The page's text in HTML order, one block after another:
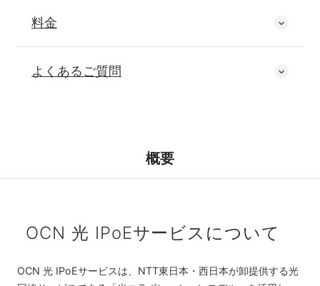
料金
よくあるご質問
概要
OCN 光 IPoEサービスについて
OCN 光 IPoEサービスは、NTT東日本・西日本が卸提供する光